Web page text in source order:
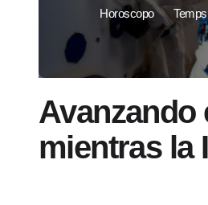
Horoscopo
Avanzando
mientras la